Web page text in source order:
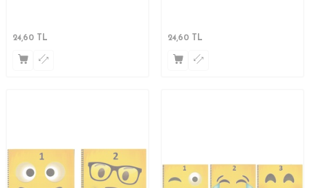
24,60 TL 24,60 TL